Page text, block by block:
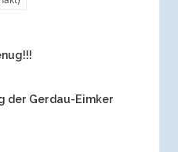
der Gerdau-Eimker